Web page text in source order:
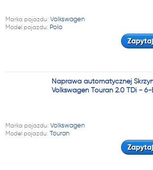
Marka pojazdu: Volkswagen
Model pojazdu: Polo
Naprawa automatycznej
Volkswagen Touran 2.0 TDi -
Marka pojazdu: Volkswagen
Model pojazdu: Touran